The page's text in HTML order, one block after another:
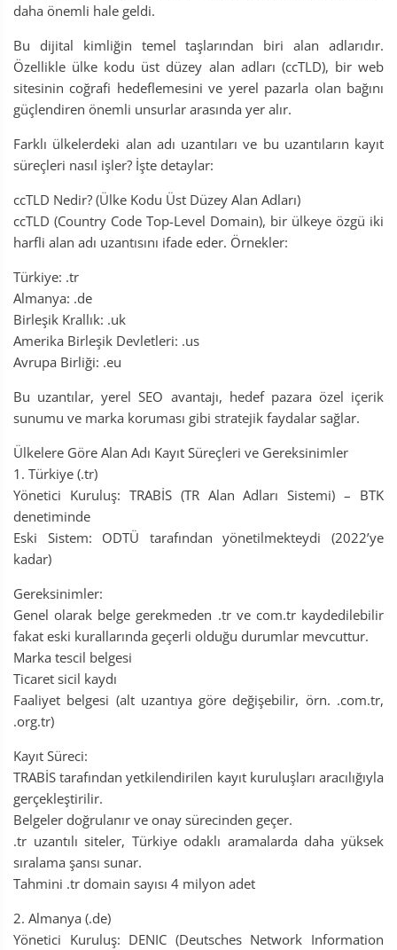
daha önemli hale geldi.
Bu dijital kimliğin temel taşlarından biri alan adlarıdır.
Özellikle ülke kodu üst düzey alan adları (ccTLD), bir web
sitesinin coğrafi hedeflemesini ve yerel pazarla olan bağını
güçlendiren önemli unsurlar arasında yer alır.
Farklı ülkelerdeki alan adı uzantıları ve bu uzantıların kayıt
süreçleri nasıl işler? İşte detaylar:
ccTLD Nedir? (Ülke Kodu Üst Düzey Alan Adları)
ccTLD (Country Code Top-Level Domain), bir ülkeye özgü iki
harfli alan adı uzantısını ifade eder. Örnekler:
Türkiye: .tr
Almanya: .de
Birleşik Krallık: .uk
Amerika Birleşik Devletleri: .us
Avrupa Birliği: .eu
Bu uzantılar, yerel SEO avantajı, hedef pazara özel içerik
sunumu ve marka koruması gibi stratejik faydalar sağlar.
Ülkelere Göre Alan Adı Kayıt Süreçleri ve Gereksinimler
1. Türkiye (.tr)
Yönetici Kuruluş: TRABİS (TR Alan Adları Sistemi) – BTK
denetiminde
Eski Sistem: ODTÜ tarafından yönetilmekteydi (2022’ye
kadar)
Gereksinimler:
Genel olarak belge gerekmeden .tr ve com.tr kaydedilebilir
fakat eski kurallarında geçerli olduğu durumlar mevcuttur.
Marka tescil belgesi
Ticaret sicil kaydı
Faaliyet belgesi (alt uzantıya göre değişebilir, örn. .com.tr,
.org.tr)
Kayıt Süreci:
TRABİS tarafından yetkilendirilen kayıt kuruluşları aracılığıyla
gerçekleştirilir.
Belgeler doğrulanır ve onay sürecinden geçer.
.tr uzantılı siteler, Türkiye odaklı aramalarda daha yüksek
sıralama şansı sunar.
Tahmini .tr domain sayısı 4 milyon adet
2. Almanya (.de)
Yönetici Kuruluş: DENIC (Deutsches Network Information